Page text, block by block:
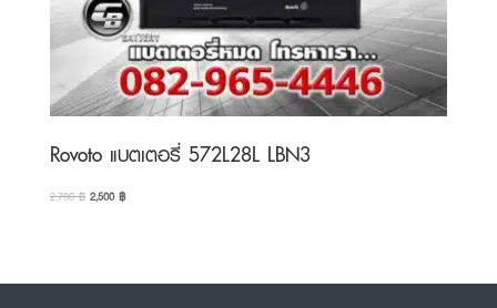
Rovoto แบตเตอรี่ 572L28L LBN3
2,700฿ Original
2,500฿Current